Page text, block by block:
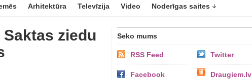
Arhitektūra Televīzija Video Noderīgas saites
ziedu
Seko mums
RSS Feed Twitter
Facebook Draugiem.lv